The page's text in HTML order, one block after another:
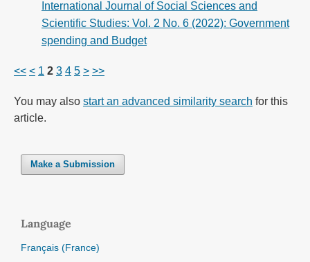
International Journal of Social Sciences and
Scientific Studies: Vol. 2 No. 6 (2022): Government
spending and Budget
<< < 1 2 3 4 5 > >>
You may also start an advanced similarity search for this
article.
Make a Submission
Language
Français (France)